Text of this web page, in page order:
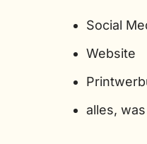
Social
Website
alles,